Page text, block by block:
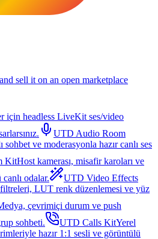
sell it on an open marketplace
için headless LiveKit ses/video
UTD Audio Room
ve moderasyonla hazır canlı ses
KitHost kamerası, misafir karoları ve
odalar.
UTD Video Effects
LUT renk düzenlemesi ve yüz
çevrimiçi durum ve push
sohbeti.
UTD Calls KitYerel
hazır 1:1 sesli ve görüntülü